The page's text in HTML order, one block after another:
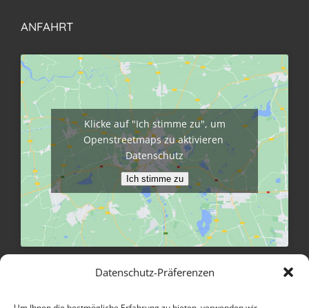
Datenschutz-Präferenzen
ANFAHRT
Klicke auf "Ich stimme zu", um
Openstreetmaps zu aktivieren
Datenschutz
Ich stimme zu
Größere Karte anzeigen